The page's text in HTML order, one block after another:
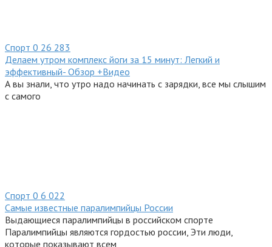
Спорт 0 26 283
Делаем утром комплекс йоги за 15 минут: Легкий и
эффективный- Обзор +Видео
А вы знали, что утро надо начинать с зарядки, все мы слышим
с самого
Спорт 0 6 022
Самые известные паралимпийцы России
Выдающиеся паралимпийцы в российском спорте
Паралимпийцы являются гордостью россии, Эти люди,
которые показывают всем